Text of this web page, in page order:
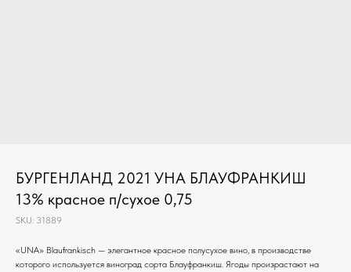
БУРГЕНЛАНД 2021 УНА БЛАУФРАНКИШ
13% красное п/сухое 0,75
SKU: 31889
«UNA» Blaufrankisch — элегантное красное полусухое вино, в производстве
которого используется виноград сорта Блауфранкиш. Ягоды произрастают на